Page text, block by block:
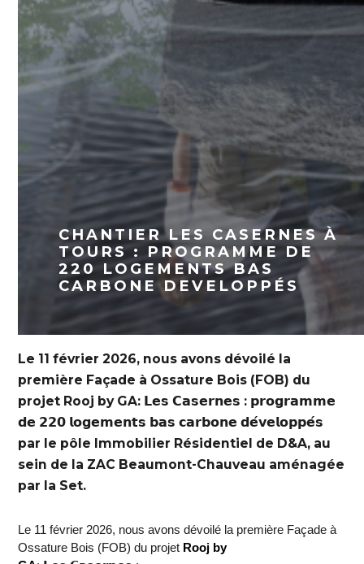
CHANTIER LES CASERNES À
TOURS : PROGRAMME DE
220 LOGEMENTS BAS
CARBONE DEVELOPPÉS
Le 11 février 2026, nous avons dévoilé la
première Façade à Ossature Bois (FOB) du
projet Rooj by GA: 𝗟𝗲𝘀 𝗖𝗮𝘀𝗲𝗿𝗻𝗲𝘀 : 𝗽𝗿𝗼𝗴𝗿𝗮𝗺𝗺𝗲
𝗱𝗲 𝟮𝟮𝟬 𝗹𝗼𝗴𝗲𝗺𝗲𝗻𝘁𝘀 𝗯𝗮𝘀 𝗰𝗮𝗿𝗯𝗼𝗻𝗲 𝗱𝗲́𝘃𝗲𝗹𝗼𝗽𝗽𝗲́𝘀
par le pôle Immobilier Résidentiel de D&A, au
sein de la ZAC Beaumont-Chauveau aménagée
par la Set.
Le 11 février 2026, nous avons dévoilé la première Façade à
Ossature Bois (FOB) du projet Rooj by